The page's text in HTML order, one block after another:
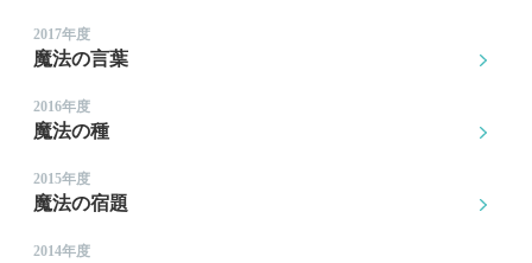
2017年度
魔法の言葉
2016年度
魔法の種
2015年度
魔法の宿題
2014年度